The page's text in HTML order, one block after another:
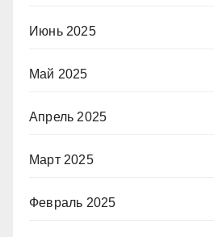
Июнь 2025
Май 2025
Апрель 2025
Март 2025
Февраль 2025